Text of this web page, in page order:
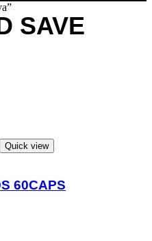
SAVE
Quick view
60CAPS